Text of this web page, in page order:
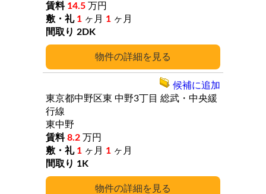
詳細
14.5 万円
1 ヶ月 1 ヶ月
2DK
詳細
東京都中野区東 中野3丁目 総武・中央緩
行線
東中野
8.2 万円
1 ヶ月 1 ヶ月
1K
候補に追加